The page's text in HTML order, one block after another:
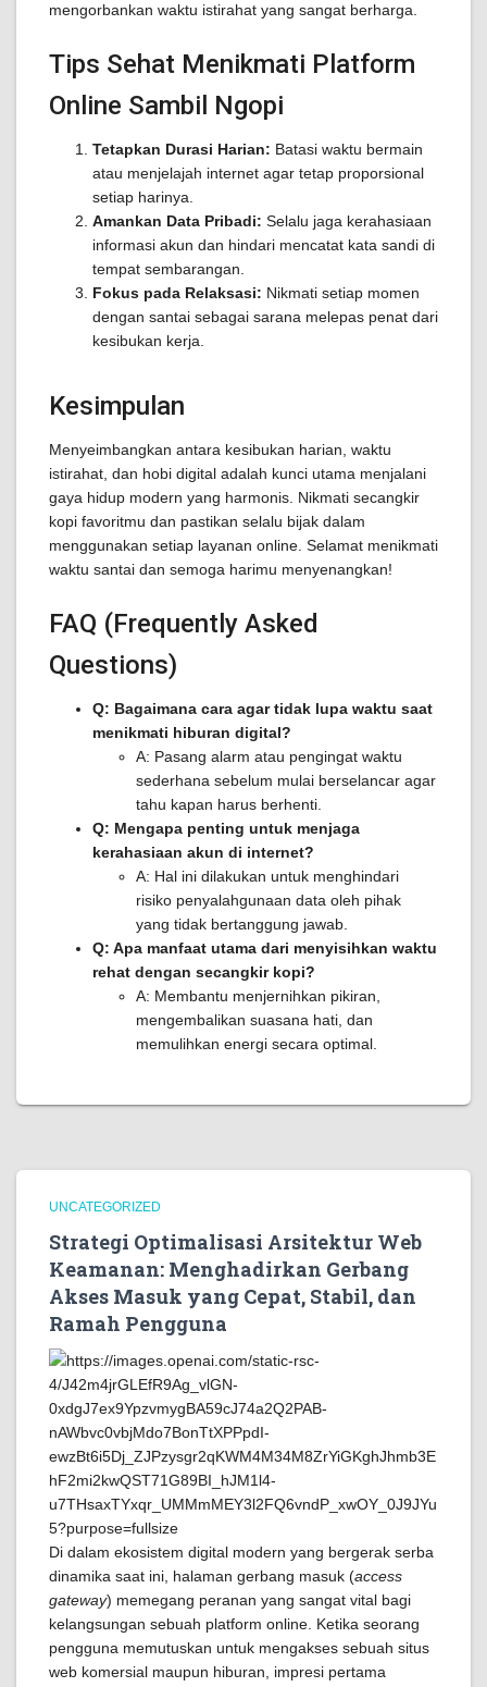
mengorbankan waktu istirahat yang sangat berharga.
Tips Sehat Menikmati Platform
Online Sambil Ngopi
Tetapkan Durasi Harian: Batasi waktu bermain
atau menjelajah internet agar tetap proporsional
setiap harinya.
Amankan Data Pribadi: Selalu jaga kerahasiaan
informasi akun dan hindari mencatat kata sandi di
tempat sembarangan.
Fokus pada Relaksasi: Nikmati setiap momen
dengan santai sebagai sarana melepas penat dari
kesibukan kerja.
Kesimpulan
Menyeimbangkan antara kesibukan harian, waktu
istirahat, dan hobi digital adalah kunci utama menjalani
gaya hidup modern yang harmonis. Nikmati secangkir
kopi favoritmu dan pastikan selalu bijak dalam
menggunakan setiap layanan online. Selamat menikmati
waktu santai dan semoga harimu menyenangkan!
FAQ (Frequently Asked
Questions)
Q: Bagaimana cara agar tidak lupa waktu saat
menikmati hiburan digital?
A: Pasang alarm atau pengingat waktu
sederhana sebelum mulai berselancar agar
tahu kapan harus berhenti.
Q: Mengapa penting untuk menjaga
kerahasiaan akun di internet?
A: Hal ini dilakukan untuk menghindari
risiko penyalahgunaan data oleh pihak
yang tidak bertanggung jawab.
Q: Apa manfaat utama dari menyisihkan waktu
rehat dengan secangkir kopi?
A: Membantu menjernihkan pikiran,
mengembalikan suasana hati, dan
memulihkan energi secara optimal.
UNCATEGORIZED
Strategi Optimalisasi Arsitektur Web
Keamanan: Menghadirkan Gerbang
Akses Masuk yang Cepat, Stabil, dan
Ramah Pengguna
Di dalam ekosistem digital modern yang bergerak serba
dinamika saat ini, halaman gerbang masuk (access
gateway) memegang peranan yang sangat vital bagi
kelangsungan sebuah platform online. Ketika seorang
pengguna memutuskan untuk mengakses sebuah situs
web komersial maupun hiburan, impresi pertama